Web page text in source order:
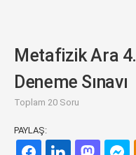
Metafizik Ara 4.
Deneme Sınavı
Toplam 20 Soru
PAYLAŞ: